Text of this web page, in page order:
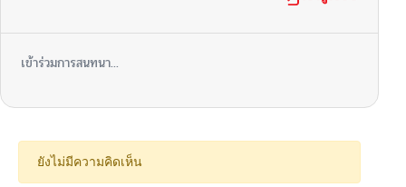
เข้าร่วมการสนทนา...
ยังไม่มีความคิดเห็น